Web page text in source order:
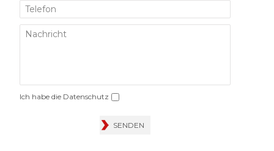
Ich habe die Datenschutz
SENDEN